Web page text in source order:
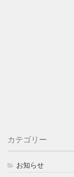
カテゴリー
お知らせ